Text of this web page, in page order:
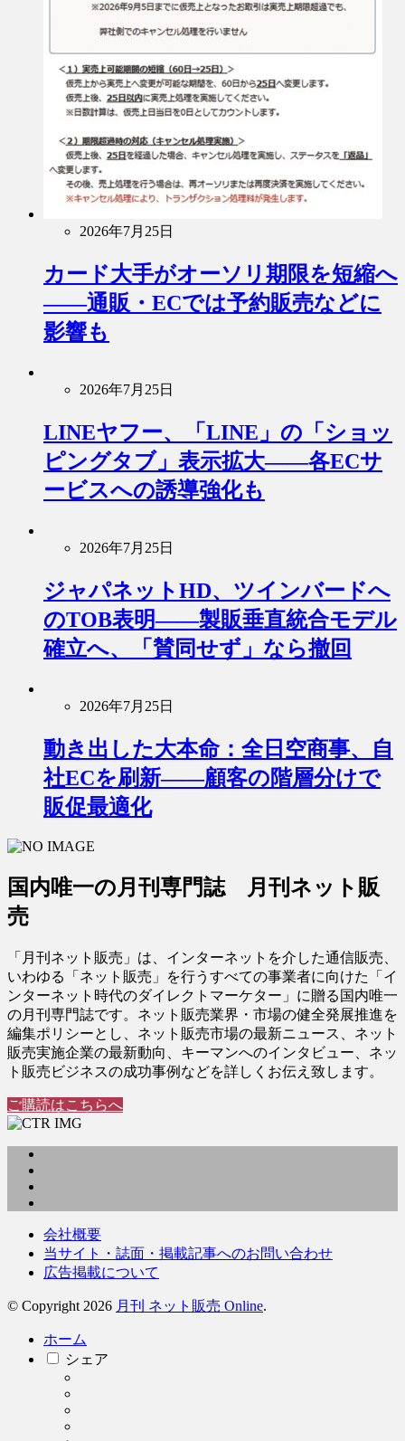
2026年7月25日
カード大手がオーソリ期限を短縮へ
――通販・ECでは予約販売などに
影響も
2026年7月25日
LINEヤフー、「LINE」の「ショッ
ピングタブ」表示拡大――各ECサ
ービスへの誘導強化も
2026年7月25日
ジャパネットHD、ツインバードへ
のTOB表明――製販垂直統合モデル
確立へ、「賛同せず」なら撤回
2026年7月25日
動き出した大本命：全日空商事、自
社ECを刷新――顧客の階層分けで
販促最適化
国内唯一の月刊専門誌 月刊ネット販
売
「月刊ネット販売」は、インターネットを介した通信販売、
いわゆる「ネット販売」を行うすべての事業者に向けた「イ
ンターネット時代のダイレクトマーケター」に贈る国内唯一
の月刊専門誌です。ネット販売業界・市場の健全発展推進を
編集ポリシーとし、ネット販売市場の最新ニュース、ネット
販売実施企業の最新動向、キーマンへのインタビュー、ネッ
ト販売ビジネスの成功事例などを詳しくお伝え致します。
ご購読はこちらへ
会社概要
当サイト・誌面・掲載記事へのお問い合わせ
広告掲載について
© Copyright 2026 月刊 ネット販売 Online.
ホーム
シェア